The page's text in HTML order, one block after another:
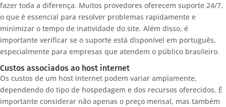
fazer toda a diferença. Muitos provedores oferecem suporte 24/7,
o que é essencial para resolver problemas rapidamente e
minimizar o tempo de inatividade do site. Além disso, é
importante verificar se o suporte está disponível em português,
especialmente para empresas que atendem o público brasileiro.
Custos associados ao host internet
Os custos de um host internet podem variar amplamente,
dependendo do tipo de hospedagem e dos recursos oferecidos. É
importante considerar não apenas o preço mensal, mas também